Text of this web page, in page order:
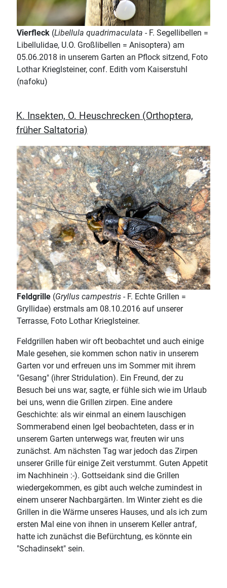
Vierfleck (Libellula quadrimaculata - F. Segellibellen =
Libellulidae, U.O. Großlibellen = Anisoptera) am
05.06.2018 in unserem Garten an Pflock sitzend, Foto
Lothar Krieglsteiner, conf. Edith vom Kaiserstuhl
(nafoku)
K. Insekten, O. Heuschrecken (Orthoptera,
früher Saltatoria)
Feldgrille (Gryllus campestris - F. Echte Grillen =
Gryllidae) erstmals am 08.10.2016 auf unserer
Terrasse, Foto Lothar Krieglsteiner.
Feldgrillen haben wir oft beobachtet und auch einige
Male gesehen, sie kommen schon nativ in unserem
Garten vor und erfreuen uns im Sommer mit ihrem
"Gesang" (ihrer Stridulation). Ein Freund, der zu
Besuch bei uns war, sagte, er fühle sich wie im Urlaub
bei uns, wenn die Grillen zirpen. Eine andere
Geschichte: als wir einmal an einem lauschigen
Sommerabend einen Igel beobachteten, dass er in
unserem Garten unterwegs war, freuten wir uns
zunächst. Am nächsten Tag war jedoch das Zirpen
unserer Grille für einige Zeit verstummt. Guten Appetit
im Nachhinein :-). Gottseidank sind die Grillen
wiedergekommen, es gibt auch welche zumindest in
einem unserer Nachbargärten. Im Winter zieht es die
Grillen in die Wärme unseres Hauses, und als ich zum
ersten Mal eine von ihnen in unserem Keller antraf,
hatte ich zunächst die Befürchtung, es könnte ein
"Schadinsekt" sein.